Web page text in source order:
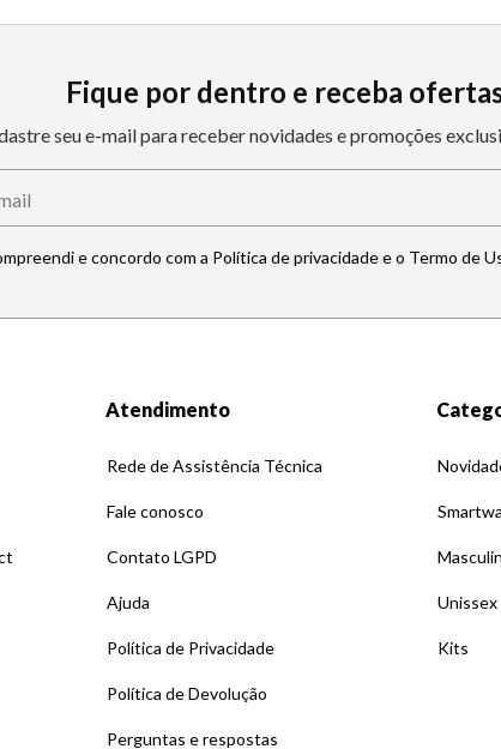
Fique por dentro e receba
seu e-mail para receber novidades e promoções
e concordo com a Política de privacidade e o Termo de
Atendimento
Rede de Assistência Técnica
Fale conosco
Contato LGPD
Ajuda
Política de Privacidade
Política de Devolução
Perguntas e respostas
Unissex
Kits